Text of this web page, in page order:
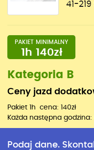
41-
PAKIET MINIMALNY
1h 140zł
Kategoria B
Ceny jazd
Pakiet 1h cena: 140zł
Każda następna godzina:
Podaj dane.